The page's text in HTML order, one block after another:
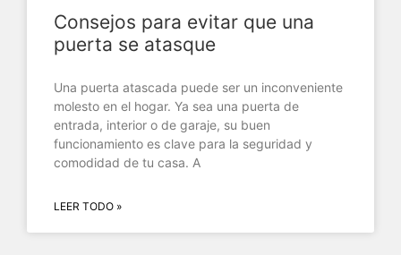
Consejos para evitar que una
puerta se atasque
Una puerta atascada puede ser un inconveniente
molesto en el hogar. Ya sea una puerta de
entrada, interior o de garaje, su buen
funcionamiento es clave para la seguridad y
comodidad de tu casa. A
LEER TODO »